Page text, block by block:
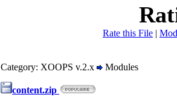
Rate this File |
Category: XOOPS v.2.x Modules
content.zip